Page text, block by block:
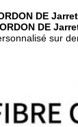
DE
DE
sur